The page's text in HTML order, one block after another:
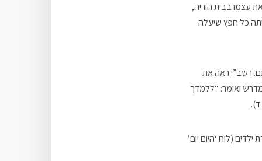
עצמו בבית הוריה,
כל חפץ שיעלה
רשב”י ראה את
ואומר: “ללמדך
(לוח ‘היום יום’